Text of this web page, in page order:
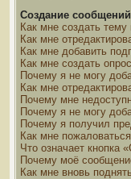
Создание сообщений
Как мне создать
Как мне
Как мне добавить
Как мне создать
Почему я не могу
Как мне
Почему мне
Почему я не могу
Почему я получил
Как мне
Что означает кнопка
Почему моё
Как мне вновь